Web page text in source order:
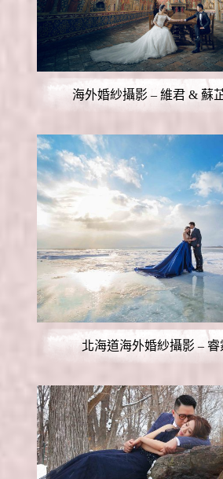
海外婚紗攝影 – 維君 & 蘇
北海道海外婚紗攝影 –